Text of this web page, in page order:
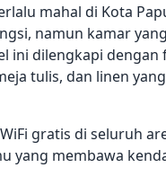
mahal di Kota
namun kamar yang
ini dilengkapi dengan
tulis, dan linen
gratis di seluruh
yang membawa